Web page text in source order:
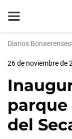
Diarios Bonaerenses
26 de noviembre de
parque
del